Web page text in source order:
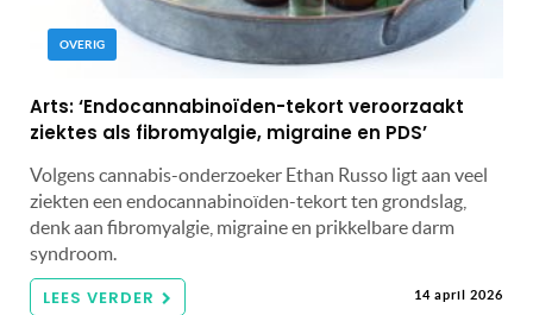
OVERIG
Arts: ‘Endocannabinoïden-tekort veroorzaakt
ziektes als fibromyalgie, migraine en PDS’
Volgens cannabis-onderzoeker Ethan Russo ligt aan veel
ziekten een endocannabinoïden-tekort ten grondslag,
denk aan fibromyalgie, migraine en prikkelbare darm
syndroom.
LEES VERDER 14 april 2026